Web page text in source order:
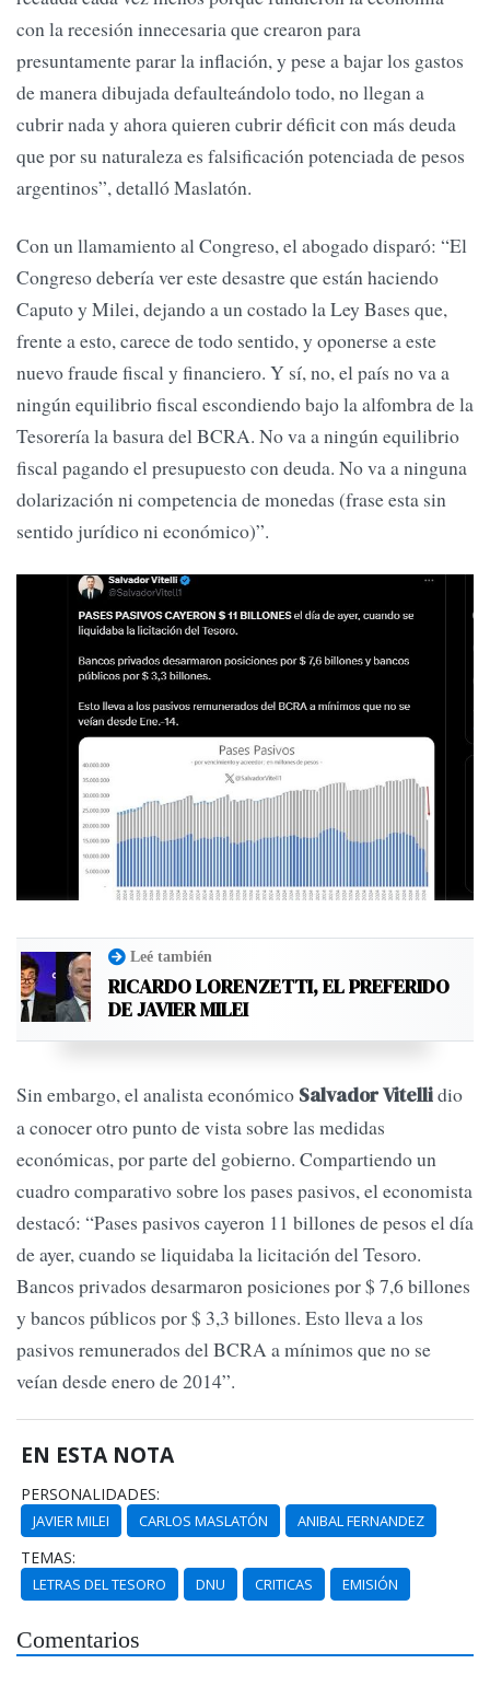
con la recesión innecesaria que crearon para
presuntamente parar la inflación, y pese a bajar los gastos
de manera dibujada defaulteándolo todo, no llegan a
cubrir nada y ahora quieren cubrir déficit con más deuda
que por su naturaleza es falsificación potenciada de pesos
argentinos”, detalló Maslatón.
Con un llamamiento al Congreso, el abogado disparó: “El
Congreso debería ver este desastre que están haciendo
Caputo y Milei, dejando a un costado la Ley Bases que,
frente a esto, carece de todo sentido, y oponerse a este
nuevo fraude fiscal y financiero. Y sí, no, el país no va a
ningún equilibrio fiscal escondiendo bajo la alfombra de la
Tesorería la basura del BCRA. No va a ningún equilibrio
fiscal pagando el presupuesto con deuda. No va a ninguna
dolarización ni competencia de monedas (frase esta sin
sentido jurídico ni económico)”.
Leé también
RICARDO LORENZETTI, EL PREFERIDO
DE JAVIER MILEI
Sin embargo, el analista económico Salvador Vitellidio
a conocer otro punto de vista sobre las medidas
económicas, por parte del gobierno. Compartiendo un
cuadro comparativo sobre los pases pasivos, el economista
destacó: “Pases pasivos cayeron 11 billones de pesos el día
de ayer, cuando se liquidaba la licitación del Tesoro.
Bancos privados desarmaron posiciones por $ 7,6 billones
y bancos públicos por $ 3,3 billones. Esto lleva a los
pasivos remunerados del BCRA a mínimos que no se
veían desde enero de 2014”.
EN ESTA NOTA
PERSONALIDADES:
JAVIER MILEI CARLOS MASLATÓN ANIBAL FERNANDEZ
TEMAS:
LETRAS DEL TESORO DNU CRITICAS EMISIÓN
Comentarios